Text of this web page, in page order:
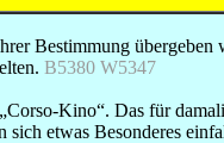
Bestimmung übergeben
B5380 W5347
Kino“. Das für
etwas Besonderes